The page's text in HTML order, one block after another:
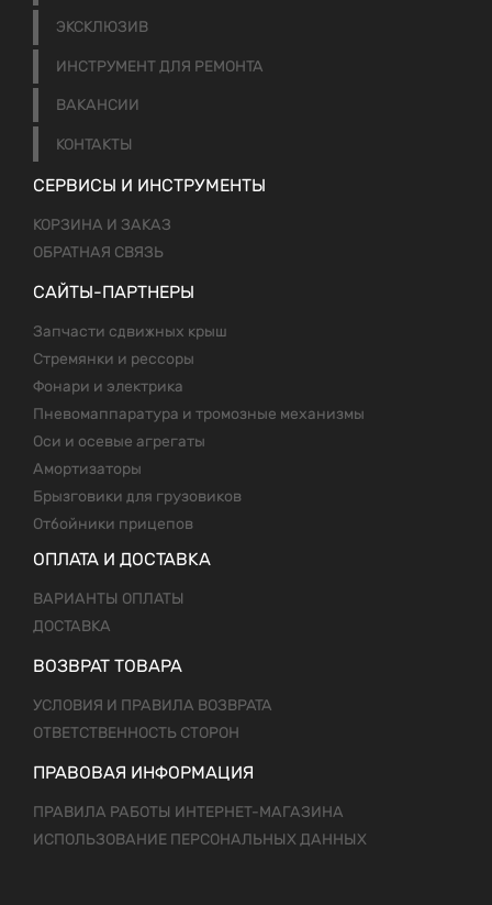
ЭКСКЛЮЗИВ
ИНСТРУМЕНТ ДЛЯ РЕМОНТА
ВАКАНСИИ
КОНТАКТЫ
СЕРВИСЫ И ИНСТРУМЕНТЫ
КОРЗИНА И ЗАКАЗ
ОБРАТНАЯ СВЯЗЬ
САЙТЫ-ПАРТНЕРЫ
Запчасти сдвижных крыш
Стремянки и рессоры
Фонари и электрика
Пневомаппаратура и тромозные механизмы
Оси и осевые агрегаты
Амортизаторы
Брызговики для грузовиков
Отбойники прицепов
ОПЛАТА И ДОСТАВКА
ВАРИАНТЫ ОПЛАТЫ
ДОСТАВКА
ВОЗВРАТ ТОВАРА
УСЛОВИЯ И ПРАВИЛА ВОЗВРАТА
ОТВЕТСТВЕННОСТЬ СТОРОН
ПРАВОВАЯ ИНФОРМАЦИЯ
ПРАВИЛА РАБОТЫ ИНТЕРНЕТ-МАГАЗИНА
ИСПОЛЬЗОВАНИЕ ПЕРСОНАЛЬНЫХ ДАННЫХ